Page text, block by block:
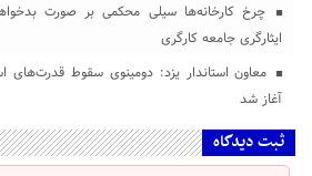
چرخ کارخانه‌ها سیلی محکمی بر صورت
ایثارگری جامعه کارگری
معاون استاندار یزد: دومینوی سقوط قدرت‌های
آغاز شد
ثبت دیدگاه